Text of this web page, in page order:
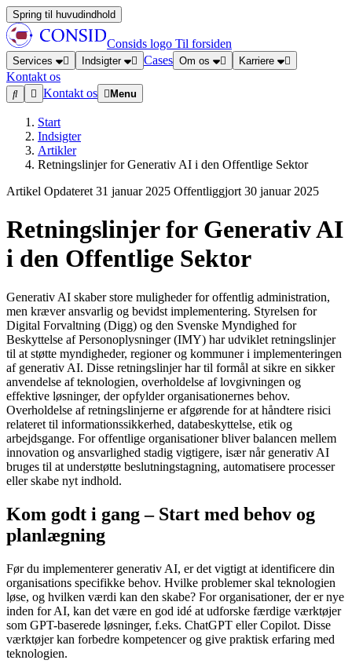
Spring til huvudindhold
Consids logo Til forsiden
Services Indsigter Cases Om os Karriere
Kontakt os
Kontakt os
Menu
Start
Indsigter
Artikler
Retningslinjer for Generativ AI i den Offentlige Sektor
Artikel Opdateret 31 januar 2025 Offentliggjort 30 januar 2025
Retningslinjer for Generativ AI
i den Offentlige Sektor
Generativ AI skaber store muligheder for offentlig administration,
men kræver ansvarlig og bevidst implementering. Styrelsen for
Digital Forvaltning (Digg) og den Svenske Myndighed for
Beskyttelse af Personoplysninger (IMY) har udviklet retningslinjer
til at støtte myndigheder, regioner og kommuner i implementeringen
af generativ AI. Disse retningslinjer har til formål at sikre en sikker
anvendelse af teknologien, overholdelse af lovgivningen og
effektive løsninger, der opfylder organisationernes behov.
Overholdelse af retningslinjerne er afgørende for at håndtere risici
relateret til informationssikkerhed, databeskyttelse, etik og
arbejdsgange. For offentlige organisationer bliver balancen mellem
innovation og ansvarlighed stadig vigtigere, især når generativ AI
bruges til at understøtte beslutningstagning, automatisere processer
eller skabe nyt indhold.
Kom godt i gang – Start med behov og
planlægning
Før du implementerer generativ AI, er det vigtigt at identificere din
organisations specifikke behov. Hvilke problemer skal teknologien
løse, og hvilken værdi kan den skabe? For organisationer, der er nye
inden for AI, kan det være en god idé at udforske færdige værktøjer
som GPT-baserede løsninger, f.eks. ChatGPT eller Copilot. Disse
værktøjer kan forbedre kompetencer og give praktisk erfaring med
teknologien.